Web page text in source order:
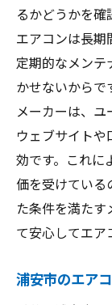
るかどうかを確
エアコンは長期
定期的なメン
かせないからで
メーカーは、
ウェブサイト
効です。これに
価を受けている
た条件を満た
て安心してエア
浦安市のエア